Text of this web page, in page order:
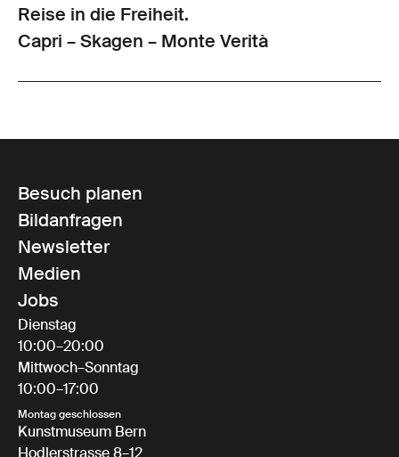
Reise in die Freiheit.
Capri – Skagen – Monte Verità
Besuch planen
Bildanfragen
Newsletter
Medien
Jobs
Dienstag
10:00–20:00
Mittwoch–Sonntag
10:00–17:00
Montag geschlossen
Kunstmuseum Bern